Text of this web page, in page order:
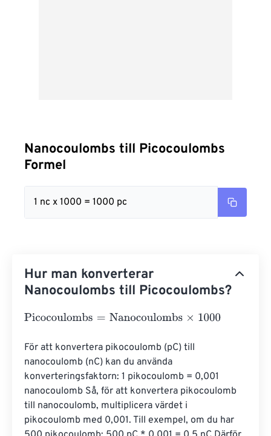
Nanocoulombs till Picocoulombs
Formel
1 nc x 1000 = 1000 pc
Hur man konverterar
Nanocoulombs till Picocoulombs?
Picocoulombs=Nanocoulombs×1000
För att konvertera pikocoulomb (pC) till
nanocoulomb (nC) kan du använda
konverteringsfaktorn: 1 pikocoulomb = 0,001
nanocoulomb Så, för att konvertera pikocoulomb
till nanocoulomb, multiplicera värdet i
pikocoulomb med 0,001. Till exempel, om du har